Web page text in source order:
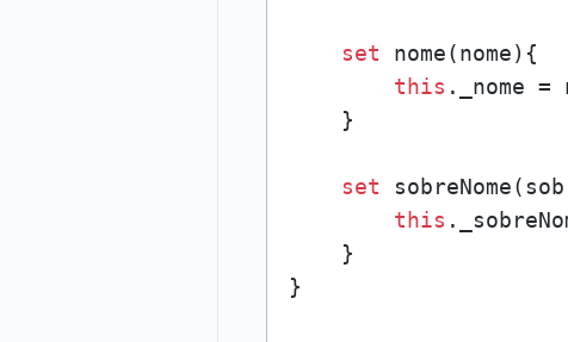
set nome(nome){
this ._nome =
    }
set
this
    }
}